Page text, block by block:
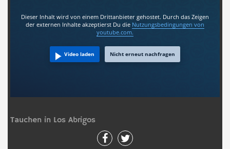
Dieser Inhalt wird von einem Drittanbieter gehostet. Durch das Zeigen
der externen Inhalte akzeptierst Du die Nutzungsbedingungen von
youtube.com.
Video laden Nicht erneut nachfragen
Tauchen in Los Abrigos